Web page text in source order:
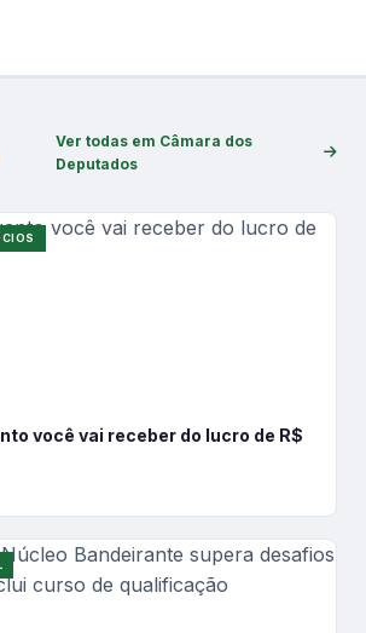
Ver todas em Câmara dos
Deputados
você vai receber do lucro de R$